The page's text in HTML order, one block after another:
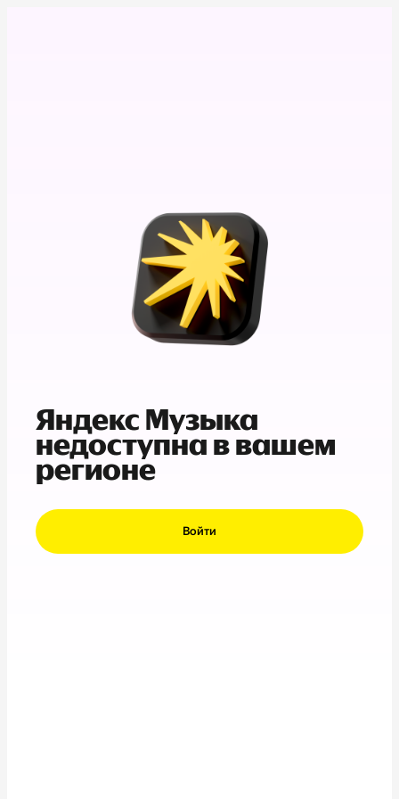
Яндекс Музыка
недоступна в вашем
регионе
Войти